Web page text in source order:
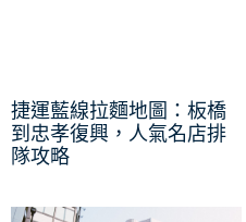
捷運藍線拉麵地圖：板橋
到忠孝復興，人氣名店排
隊攻略